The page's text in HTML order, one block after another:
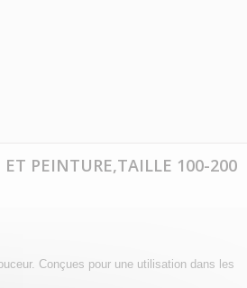
ET PEINTURE,TAILLE 100-200
Conçues pour une utilisation dans les